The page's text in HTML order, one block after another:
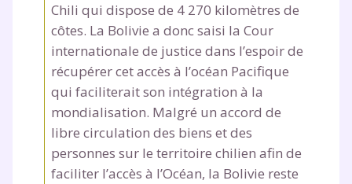
Chili qui dispose de 4 270 kilomètres de
côtes. La Bolivie a donc saisi la Cour
internationale de justice dans l’espoir de
récupérer cet accès à l’océan Pacifique
qui faciliterait son intégration à la
mondialisation. Malgré un accord de
libre circulation des biens et des
personnes sur le territoire chilien afin de
faciliter l’accès à l’Océan, la Bolivie reste
J’accepte de recevoir les actualités et des
communications de la part de
myMaxicours.
Votre adresse e-mail sera exclusivement utilisée pour
vous envoyer notre newsletter. Vous pourrez vous
désinscrire à tout moment, à travers le lien de
désinscription présent dans chaque newsletter. Pour
en savoir plus sur la gestion de vos données
personnelles et pour exercer vos droits, vous pouvez